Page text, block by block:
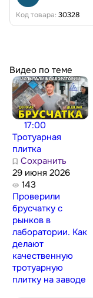
Код товара: 30328
Видео по теме
17:00
Тротуарная
плитка
Сохранить
29 июня 2026
143
Проверили
брусчатку с
рынков в
лаборатории. Как
делают
качественную
тротуарную
плитку на заводе